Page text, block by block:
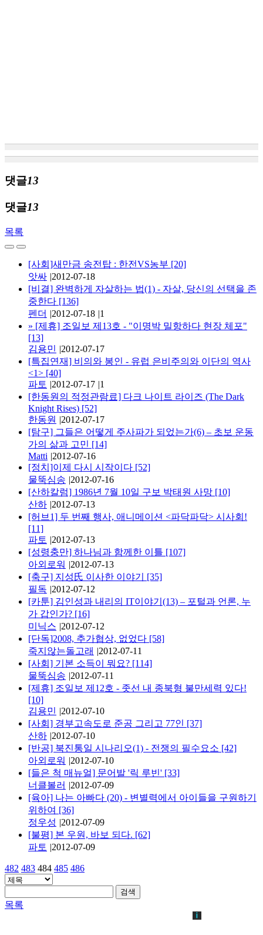
댓글13
댓글13
목록
[사회]새만금 송전탑 : 한전VS농부 [20]
앗싸 |2012-07-18
[비결] 완벽하게 자살하는 법(1) - 자살, 당신의 선택을 존
중한다 [136]
펜더 |2012-07-18 |1
» [제휴] 조일보 제13호 - "이명박 밀항하다 현장 체포"
[13]
김용민 |2012-07-17
[특집연재] 비의와 봉인 - 유럽 은비주의와 이단의 역사
<1> [40]
파토 |2012-07-17 |1
[한동원의 적정관람료] 다크 나이트 라이즈 (The Dark
Knight Rises) [52]
한동원 |2012-07-17
[탐구] 그들은 어떻게 주사파가 되었는가(6) – 초보 운동
가의 삶과 고민 [14]
Matti |2012-07-16
[정치]이제 다시 시작이다 [52]
물뚝심송 |2012-07-16
[산하칼럼] 1986년 7월 10일 구보 박태원 사망 [10]
산하 |2012-07-13
[허브1] 두 번째 행사, 애니메이션 <파닥파닥> 시사회!
[11]
파토 |2012-07-13
[성령충만] 하나님과 함께한 이틀 [107]
아외로워 |2012-07-13
[축구] 지성氏 이사한 이야기 [35]
필독 |2012-07-12
[카툰] 김인성과 내리의 IT이야기(13) – 포털과 언론, 누
가 갑인가? [16]
미닉스 |2012-07-12
[단독]2008, 추가협상, 없었다 [58]
죽지않는돌고래 |2012-07-11
[사회] 기본 소득이 뭐요? [114]
물뚝심송 |2012-07-11
[제휴] 조일보 제12호 - 좃선 내 종북형 불만세력 있다!
[10]
김용민 |2012-07-10
[사회] 경부고속도로 준공 그리고 77인 [37]
산하 |2012-07-10
[반공] 북진통일 시나리오(1) - 전쟁의 필수요소 [42]
아외로워 |2012-07-10
[들은 척 매뉴얼] 문어발 '릭 루빈' [33]
너클볼러 |2012-07-09
[육아] 나는 아빠다 (20) - 변별력에서 아이들을 구원하기
위하여 [36]
정우성 |2012-07-09
[불평] 본 우원, 바보 되다. [62]
파토 |2012-07-09
482 483 484 485 486
검색
목록